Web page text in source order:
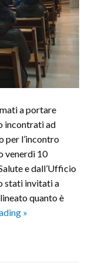
a portare
incontrati ad
per l’incontro
venerdì 10
e dall’Ufficio
stati invitati a
quanto è
Incontro
»